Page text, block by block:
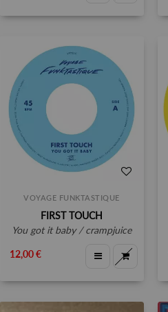
VOYAGE FUNKTASTIQUE
FIRST TOUCH
you got it baby / crampjuice
12,00 €